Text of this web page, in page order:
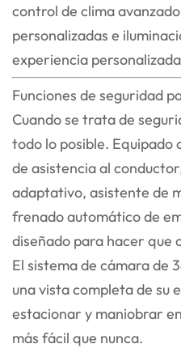
control de clima
personalizadas e
experiencia
Funciones de seguridad
Cuando se trata de
todo lo posible. Equipado
de asistencia al
adaptativo, asistente de
frenado automático de
diseñado para hacer que
El sistema de cámara de
una vista completa de su
estacionar y maniobrar
más fácil que nunca.